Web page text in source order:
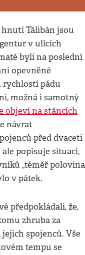
Tálibán jsou
v ulicích
byli na poslední
opevněné
rychlostí pádu
možná i samotný
objeví na stáncích
návrat
před dvaceti
popisuje situaci,
„téměř polovina
v pátek.
předpokládali, že,
zhruba za
spojenců. Vše
tempu se